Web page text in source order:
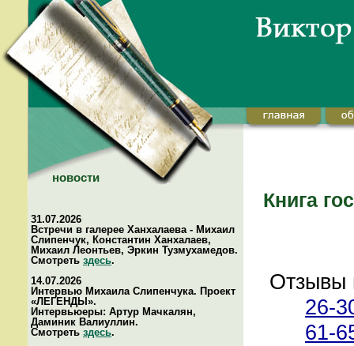
новости
31.07.2026
Встречи в галерее Ханхалаева - Михаил
Слипенчук, Константин Ханхалаев,
Михаил Леонтьев, Эркин Тузмухамедов.
Смотреть здесь.
14.07.2026
Интервью Михаила Слипенчука. Проект
«ЛЕГЕНДЫ».
Интервьюеры: Артур Мачкалян,
Даминик Валиуллин.
Смотреть здесь.
Книга
Отзывы
26-
61-